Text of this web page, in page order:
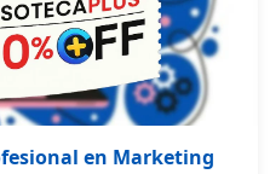
en Marketing